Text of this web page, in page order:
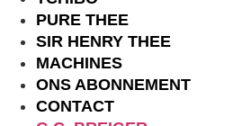
PURE THEE
SIR HENRY THEE
MACHINES
ONS ABONNEMENT
CONTACT